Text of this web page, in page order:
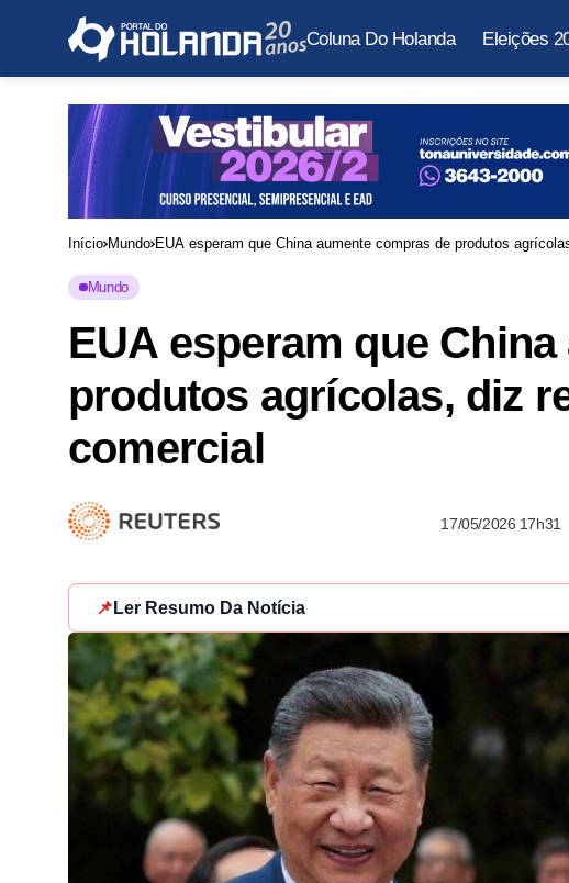
Coluna Do Holanda Eleições
Início Mundo EUA esperam que China aumente compras de produtos
Mundo
EUA esperam que
produtos agrícolas, diz
comercial
17/05/2026 17h31
📌 Ler Resumo Da Notícia